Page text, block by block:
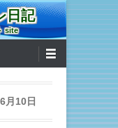
日記
site
月10日